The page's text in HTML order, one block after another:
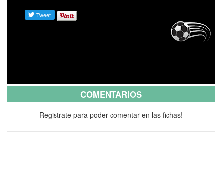
COMENTARIOS
Registrate para poder comentar en las fichas!